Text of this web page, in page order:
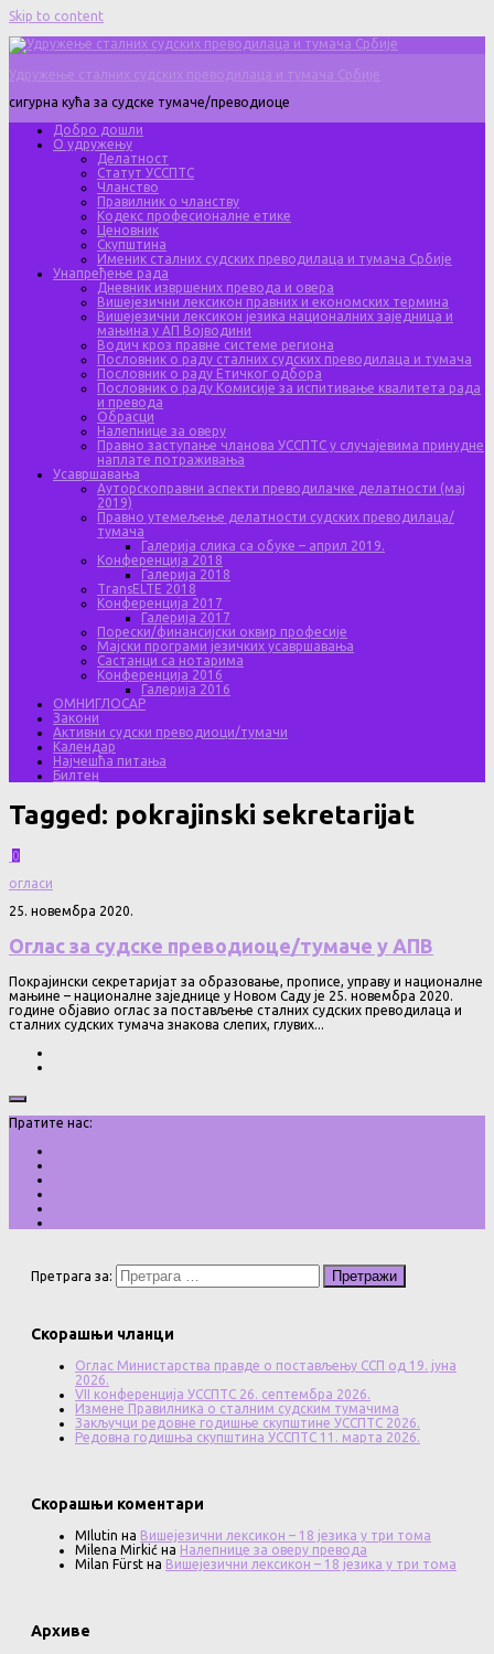
Skip to content
Удружење сталних судских преводилаца и тумача Србије
сигурна кућа за судске тумаче/преводиоце
Добро дошли
О удружењу
Делатност
Статут УССПТС
Чланство
Правилник о чланству
Кодекс професионалне етике
Ценовник
Скупштина
Именик сталних судских преводилаца и тумача Србије
Унапређење рада
Дневник извршених превода и овера
Вишејезични лексикон правних и економских термина
Вишејезични лексикон језика националних заједница и
мањина у АП Војводини
Водич кроз правне системе региона
Пословник о раду сталних судских преводилаца и тумача
Пословник о раду Етичког одбора
Пословник о раду Комисије за испитивање квалитета рада
и превода
Обрасци
Налепнице за оверу
Правно заступање чланова УССПТС у случајевима принудне
наплате потраживања
Усавршавања
Ауторскоправни аспекти преводилачке делатности (мај
2019)
Правно утемељење делатности судских преводилаца/
тумача
Галерија слика са обуке – април 2019.
Конференција 2018
Галерија 2018
TransELTE 2018
Конференција 2017
Галерија 2017
Порески/финансијски оквир професије
Мајски програми језичких усавршавања
Састанци са нотарима
Конференција 2016
Галерија 2016
ОМНИГЛОСАР
Закони
Активни судски преводиоци/тумачи
Календар
Најчешћа питања
Билтен
Tagged: pokrajinski sekretarijat
0
огласи
25. новембра 2020.
Оглас за судске преводиоце/тумаче у АПВ
Покрајински секретаријат за образовање, прописе, управу и националне
мањине – националне заједнице у Новом Саду је 25. новембра 2020.
године објавио оглас за постављење сталних судских преводилаца и
сталних судских тумача знакова слепих, глувих...
Пратите нас:
Претрага за:
Скорашњи чланци
Оглас Министарства правде о постављењу ССП од 19. јуна
2026.
VII конференција УССПТС 26. септембра 2026.
Измене Правилника о сталним судским тумачима
Закључци редовне годишње скупштине УССПТС 2026.
Редовна годишња скупштина УССПТС 11. марта 2026.
Скорашњи коментари
MIlutin на Вишејезични лексикон – 18 језика у три тома
Milena Mirkić на Налепнице за оверу превода
Milan Fürst на Вишејезични лексикон – 18 језика у три тома
Архиве